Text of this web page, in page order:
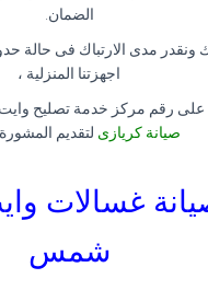
الضمان.
ونقدر مدى الارتباك فى حالة
اجهزتنا المنزلية ،
على رقم مركز خدمة تصليح
صيانة كريازى لتقديم المشورة
غسالات
شمس